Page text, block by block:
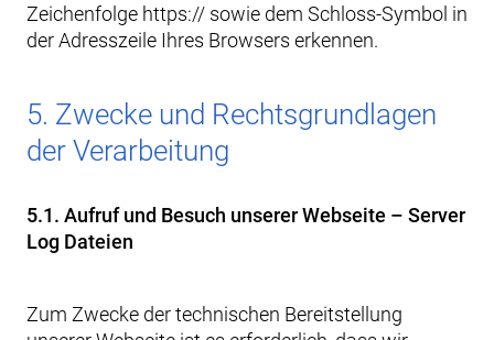
Zeichenfolge https:// sowie dem Schloss-Symbol in
der Adresszeile Ihres Browsers erkennen.
5. Zwecke und Rechtsgrundlagen
der Verarbeitung
5.1. Aufruf und Besuch unserer Webseite – Server
Log Dateien
Zum Zwecke der technischen Bereitstellung